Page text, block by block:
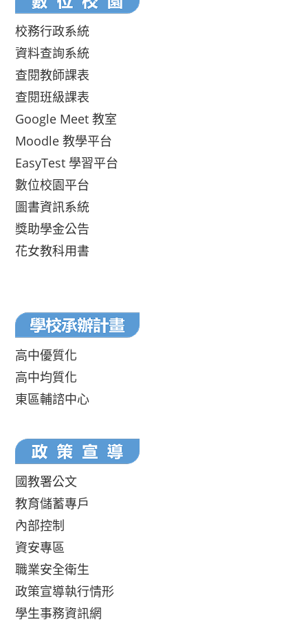
校務行政系統
資料查詢系統
查閱教師課表
查閱班級課表
Google Meet 教室
Moodle 教學平台
EasyTest 學習平台
數位校園平台
圖書資訊系統
獎助學金公告
花女教科用書
高中優質化
高中均質化
東區輔諮中心
國教署公文
教育儲蓄專戶
內部控制
資安專區
職業安全衛生
政策宣導執行情形
學生事務資訊網